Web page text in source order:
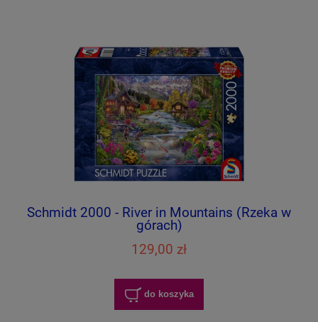
Schmidt 2000 - River in Mountains (Rzeka w
górach)
129,00 zł
do koszyka